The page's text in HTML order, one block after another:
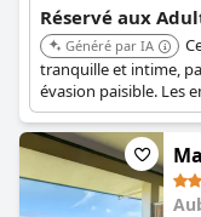
Réservé aux
Généré par IA
tranquille et intime,
évasion paisible. Les
personnalisé